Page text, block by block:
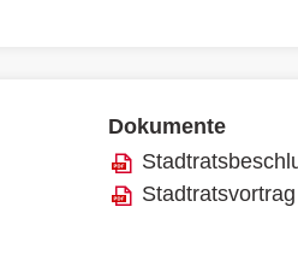
Dokumente
Stadtratsvortrag